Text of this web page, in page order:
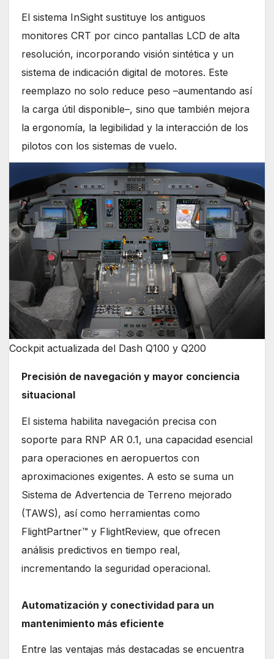
El sistema InSight sustituye los antiguos
monitores CRT por cinco pantallas LCD de alta
resolución, incorporando visión sintética y un
sistema de indicación digital de motores. Este
reemplazo no solo reduce peso –aumentando así
la carga útil disponible–, sino que también mejora
la ergonomía, la legibilidad y la interacción de los
pilotos con los sistemas de vuelo.
Cockpit actualizada del Dash Q100 y Q200
Precisión de navegación y mayor conciencia
situacional
El sistema habilita navegación precisa con
soporte para RNP AR 0.1, una capacidad esencial
para operaciones en aeropuertos con
aproximaciones exigentes. A esto se suma un
Sistema de Advertencia de Terreno mejorado
(TAWS), así como herramientas como
FlightPartner™ y FlightReview, que ofrecen
análisis predictivos en tiempo real,
incrementando la seguridad operacional.
Automatización y conectividad para un
mantenimiento más eficiente
Entre las ventajas más destacadas se encuentra